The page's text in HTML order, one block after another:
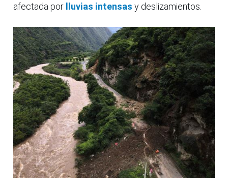
afectada por lluvias intensas y deslizamientos.